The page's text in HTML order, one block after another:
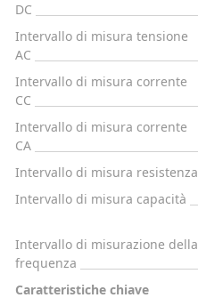
DC
Intervallo di misura tensione
AC
Intervallo di misura corrente
CC
Intervallo di misura corrente
CA
Intervallo di misura resistenza
Intervallo di misura capacità
Intervallo di misurazione della
frequenza
Caratteristiche chiave